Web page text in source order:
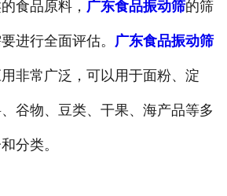
品原料， 广东食品振动筛的筛
进行全面评估。 广东食品振动筛
非常广泛，可以用于面粉、淀
谷物、豆类、干果、海产品等多
分类。